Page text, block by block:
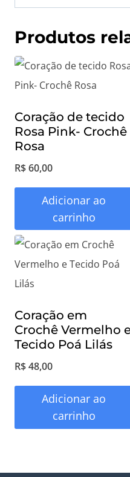
Produtos
Coração de tecido
Rosa Pink- Crochê
Rosa
R$60,00
Adicionar ao
carrinho
Coração em
Crochê Vermelho
Tecido Poá Lilás
R$48,00
Adicionar ao
carrinho